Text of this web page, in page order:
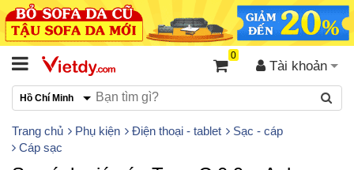
Tài khoản
0
Hồ Chí Minh
Trang chủ Phụ kiện Điện thoại - tablet
Sạc - cáp
Cáp sạc